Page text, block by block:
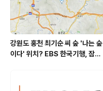
강원도 홍천 최기순 씨 숲 '나는 숲
이다' 위치? EBS 한국기행, 잠시
강원도 홍천군 가볼 만한 곳, (구)